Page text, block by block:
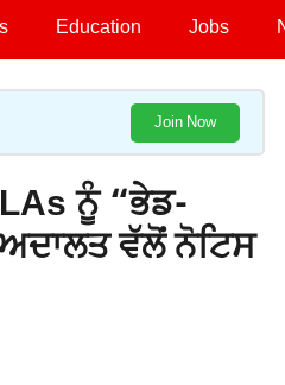
Education Jobs
Join Now
ਨੂੰ “ਭੇਡ-
ਅਦਾਲਤ ਵੱਲੋਂ ਨੋਟਿਸ